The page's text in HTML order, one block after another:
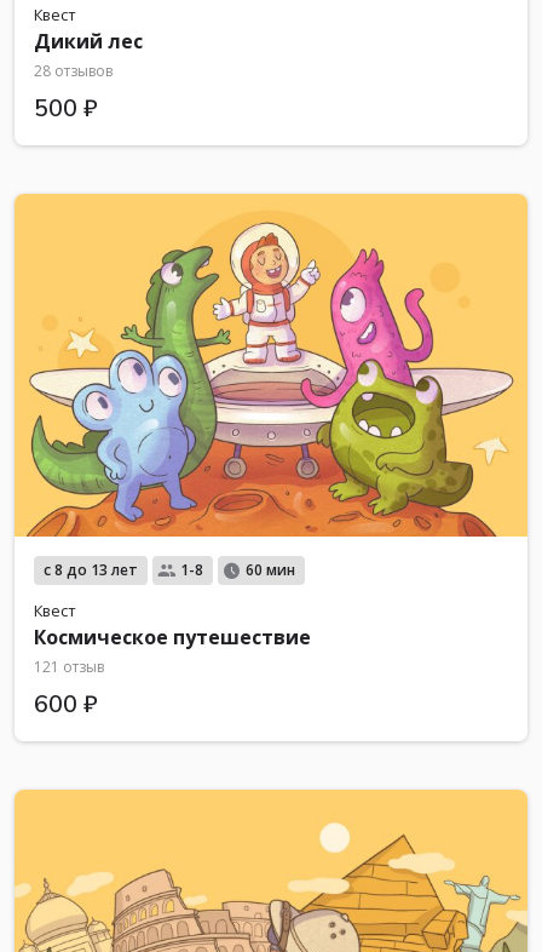
Квест
Дикий лес
28 отзывов
500 ₽
с 8 до 13 лет 1-8 60 мин
Квест
Космическое путешествие
121 отзыв
600 ₽